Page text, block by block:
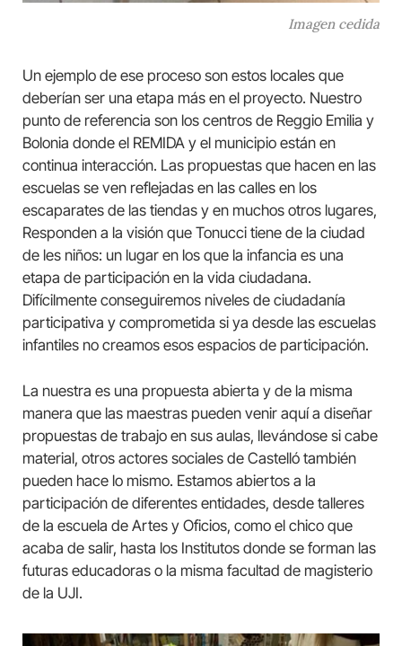
Imagen cedida
Un ejemplo de ese proceso son estos locales que
deberían ser una etapa más en el proyecto. Nuestro
punto de referencia son los centros de Reggio Emilia y
Bolonia donde el REMIDA y el municipio están en
continua interacción. Las propuestas que hacen en las
escuelas se ven reflejadas en las calles en los
escaparates de las tiendas y en muchos otros lugares,
Responden a la visión que Tonucci tiene de la ciudad
de les niños: un lugar en los que la infancia es una
etapa de participación en la vida ciudadana.
Difícilmente conseguiremos niveles de ciudadanía
participativa y comprometida si ya desde las escuelas
infantiles no creamos esos espacios de participación.
La nuestra es una propuesta abierta y de la misma
manera que las maestras pueden venir aquí a diseñar
propuestas de trabajo en sus aulas, llevándose si cabe
material, otros actores sociales de Castelló también
pueden hace lo mismo. Estamos abiertos a la
participación de diferentes entidades, desde talleres
de la escuela de Artes y Oficios, como el chico que
acaba de salir, hasta los Institutos donde se forman las
futuras educadoras o la misma facultad de magisterio
de la UJI.